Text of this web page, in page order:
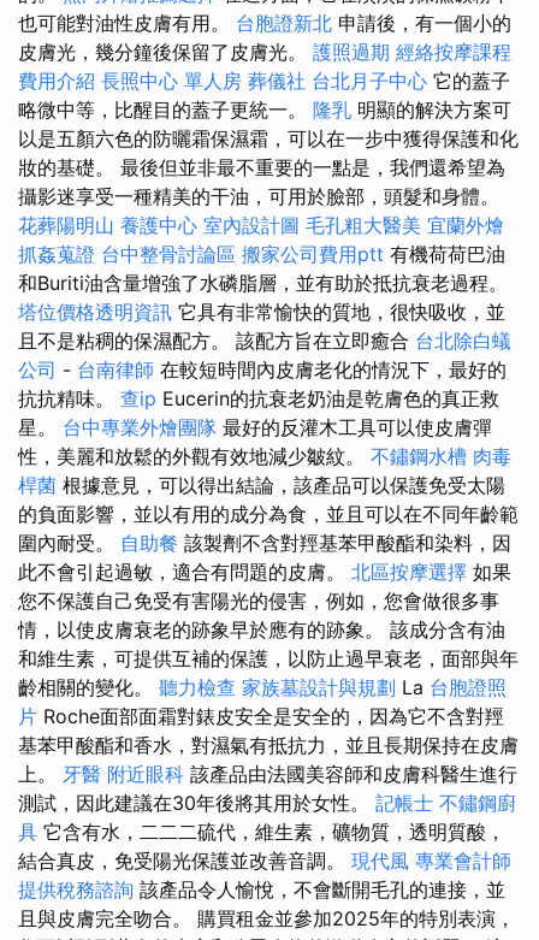
也可能對油性皮膚有用。 台胞證新北 申請後，有一個小的
皮膚光，幾分鐘後保留了皮膚光。 護照過期 經絡按摩課程
費用介紹 長照中心 單人房 葬儀社 台北月子中心 它的蓋子
略微中等，比醒目的蓋子更統一。 隆乳 明顯的解決方案可
以是五顏六色的防曬霜保濕霜，可以在一步中獲得保護和化
妝的基礎。 最後但並非最不重要的一點是，我們還希望為
攝影迷享受一種精美的干油，可用於臉部，頭髮和身體。
花葬陽明山 養護中心 室內設計圖 毛孔粗大醫美 宜蘭外燴
抓姦蒐證 台中整骨討論區 搬家公司費用ptt 有機荷荷巴油
和Buriti油含量增強了水磷脂層，並有助於抵抗衰老過程。
塔位價格透明資訊 它具有非常愉快的質地，很快吸收，並
且不是粘稠的保濕配方。 該配方旨在立即癒合 台北除白蟻
公司 - 台南律師 在較短時間內皮膚老化的情況下，最好的
抗抗精味。 查ip Eucerin的抗衰老奶油是乾膚色的真正救
星。 台中專業外燴團隊 最好的反灌木工具可以使皮膚彈
性，美麗和放鬆的外觀有效地減少皺紋。 不鏽鋼水槽 肉毒
桿菌 根據意見，可以得出結論，該產品可以保護免受太陽
的負面影響，並以有用的成分為食，並且可以在不同年齡範
圍內耐受。 自助餐 該製劑不含對羥基苯甲酸酯和染料，因
此不會引起過敏，適合有問題的皮膚。 北區按摩選擇 如果
您不保護自己免受有害陽光的侵害，例如，您會做很多事
情，以使皮膚衰老的跡象早於應有的跡象。 該成分含有油
和維生素，可提供互補的保護，以防止過早衰老，面部與年
齡相關的變化。 聽力檢查 家族墓設計與規劃 La 台胞證照
片 Roche面部面霜對錶皮安全是安全的，因為它不含對羥
基苯甲酸酯和香水，對濕氣有抵抗力，並且長期保持在皮膚
上。 牙醫 附近眼科 該產品由法國美容師和皮膚科醫生進行
測試，因此建議在30年後將其用於女性。 記帳士 不鏽鋼廚
具 它含有水，二二二硫代，維生素，礦物質，透明質酸，
結合真皮，免受陽光保護並改善音調。 現代風 專業會計師
提供稅務諮詢 該產品令人愉悅，不會斷開毛孔的連接，並
且與皮膚完全吻合。 購買租金並參加2025年的特別表演，